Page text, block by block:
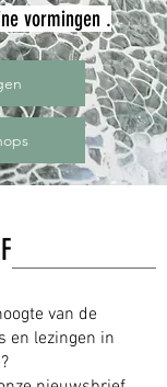
vormingen .
van de
en lezingen in